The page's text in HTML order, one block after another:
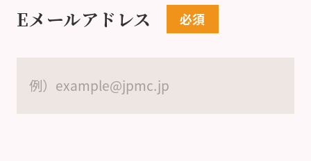
Eメールアドレス